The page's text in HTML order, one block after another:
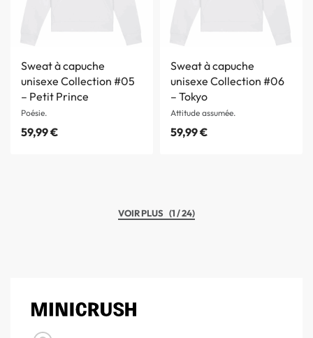
Sweat à capuche
unisexe Collection #05
– Petit Prince
Poésie.
59,99€
Sweat à capuche
unisexe Collection #06
– Tokyo
Attitude assumée.
59,99€
(1 / 24)